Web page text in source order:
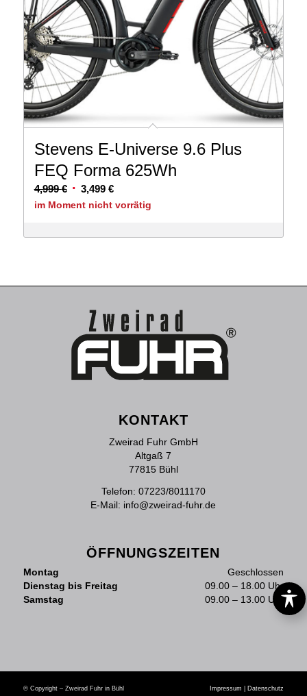
Stevens E-Universe 9.6 Plus
FEQ Forma 625Wh
4,999€ Ursprünglicher
Preis
4,999 €
3,499 €Aktueller
Preis
3,499 €.
im Moment nicht vorrätig
KONTAKT
Zweirad Fuhr GmbH
Altgaß 7
77815 Bühl
Telefon: 07223/8011170
E-Mail: info@zweirad-fuhr.de
ÖFFNUNGSZEITEN
Montag
Geschlossen
Dienstag bis Freitag
09.00 – 18.00 Uhr
Samstag
09.00 – 13.00 Uhr
© Copyright – Zweirad Fuhr in Bühl Impressum Datenschutz